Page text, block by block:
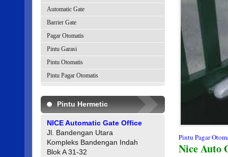
Automatic Gate
Barrier Gate
Pagar Otomatis
Pintu Garasi
Pintu Otomatis
Pintu Pagar Otomatis
Pintu Hermetic
NICE Automatic Gate Office
Jl. Bandengan Utara
Kompleks Bandengan Indah
Blok A 31-32
Pintu Pagar
Nice Auto